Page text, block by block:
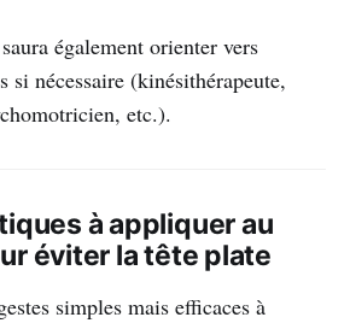
également orienter vers
si nécessaire (kinésithérapeute,
etc.).
à appliquer au
éviter la tête plate
simples mais efficaces à